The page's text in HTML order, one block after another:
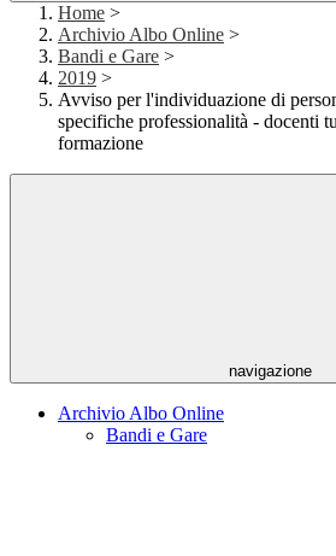
Home >
Archivio Albo Online >
Bandi e Gare >
2019 >
Avviso per l'individuazione di
specifiche professionalità - docenti
formazione
navigazione
Archivio Albo Online
Bandi e Gare